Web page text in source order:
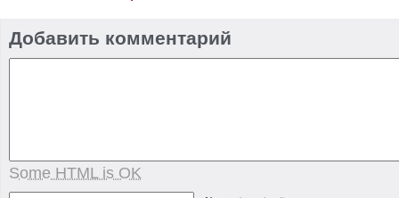
Добавить комментарий
Some HTML is OK